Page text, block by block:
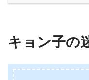
キョン子の